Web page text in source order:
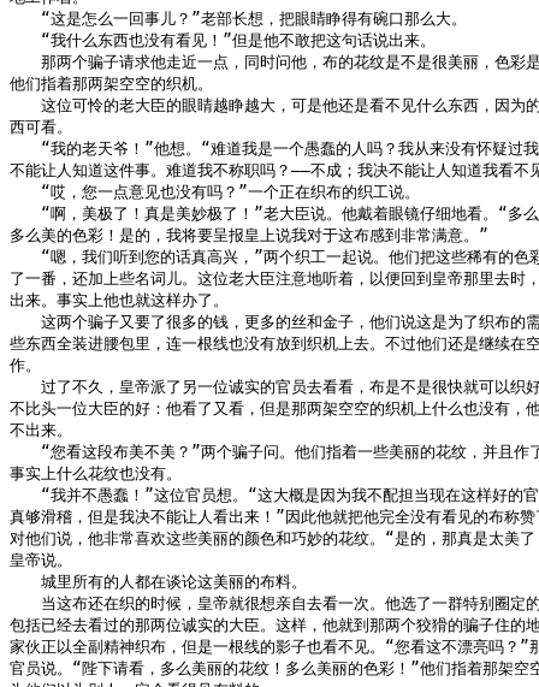
“这是怎么一回事儿？”老部长想，把眼睛睁得有碗口那么大。
“我什么东西也没有看见！”但是他不敢把这句话说出来。
那两个骗子请求他走近一点，同时问他，布的花纹是不是很美丽，色彩
他们指着那两架空空的织机。
这位可怜的老大臣的眼睛越睁越大，可是他还是看不见什么东西，因为
西可看。
“我的老天爷！”他想。“难道我是一个愚蠢的人吗？我从来没有怀疑过
不能让人知道这件事。难道我不称职吗？——不成；我决不能让人知道我看不
“哎，您一点意见也没有吗？”一个正在织布的织工说。
“啊，美极了！真是美妙极了！”老大臣说。他戴着眼镜仔细地看。“多
多么美的色彩！是的，我将要呈报皇上说我对于这布感到非常满意。”
“嗯，我们听到您的话真高兴，”两个织工一起说。他们把这些稀有的色
了一番，还加上些名词儿。这位老大臣注意地听着，以便回到皇帝那里去时
出来。事实上他也就这样办了。
这两个骗子又要了很多的钱，更多的丝和金子，他们说这是为了织布的
些东西全装进腰包里，连一根线也没有放到织机上去。不过他们还是继续在
作。
过了不久，皇帝派了另一位诚实的官员去看看，布是不是很快就可以织
不比头一位大臣的好：他看了又看，但是那两架空空的织机上什么也没有，
不出来。
“您看这段布美不美？”两个骗子问。他们指着一些美丽的花纹，并且作
事实上什么花纹也没有。
“我并不愚蠢！”这位官员想。“这大概是因为我不配担当现在这样好的
真够滑稽，但是我决不能让人看出来！”因此他就把他完全没有看见的布称
对他们说，他非常喜欢这些美丽的颜色和巧妙的花纹。“是的，那真是太美
皇帝说。
城里所有的人都在谈论这美丽的布料。
当这布还在织的时候，皇帝就很想亲自去看一次。他选了一群特别圈定
包括已经去看过的那两位诚实的大臣。这样，他就到那两个狡猾的骗子住的
家伙正以全副精神织布，但是一根线的影子也看不见。“您看这不漂亮吗？”
官员说。“陛下请看，多么美丽的花纹！多么美丽的色彩！”他们指着那架空